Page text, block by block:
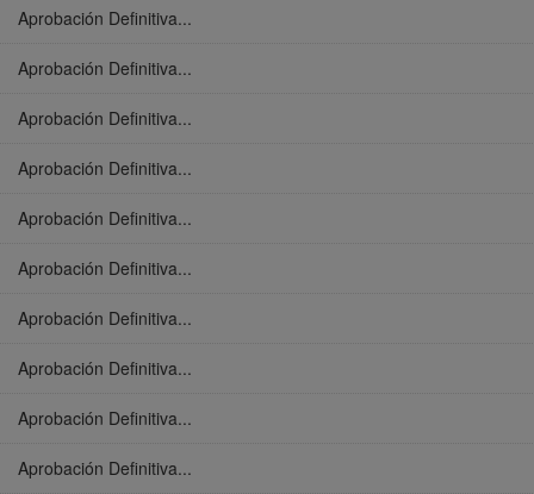
Aprobación Definitiva...
Aprobación Definitiva...
Aprobación Definitiva...
Aprobación Definitiva...
Aprobación Definitiva...
Aprobación Definitiva...
Aprobación Definitiva...
Aprobación Definitiva...
Aprobación Definitiva...
Aprobación Definitiva...